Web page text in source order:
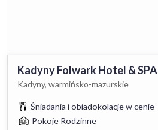
Kadyny Folwark Hotel & SPA
Kadyny, warmińsko-mazurskie
Śniadania i obiadokolacje w cenie
Pokoje Rodzinne